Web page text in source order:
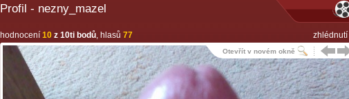
Profil - nezny_mazel
zhlédnutí
hodnocení 10z 10ti bodů, hlasů 77
Otevřít v novém okně